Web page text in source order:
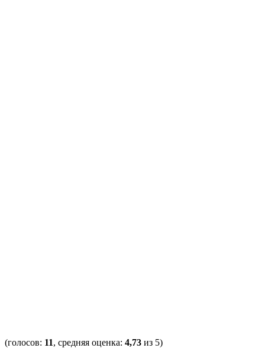
(голосов: 11, средняя оценка: 4,73 из 5)